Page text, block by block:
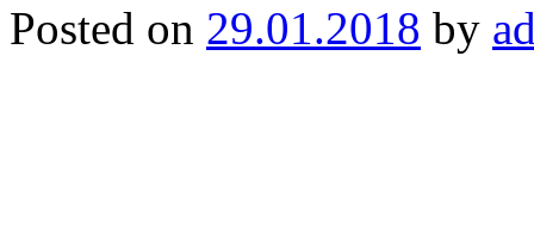
Posted on 29.01.2018 by